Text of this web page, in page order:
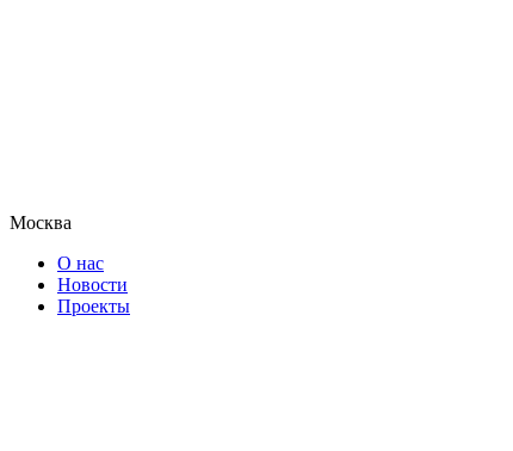
Москва
О нас
Новости
Проекты